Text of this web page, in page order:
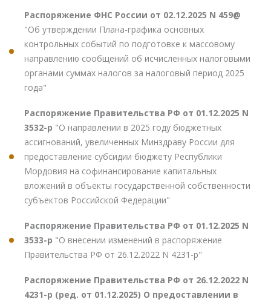
Распоряжение ФНС России от 02.12.2025 N 459@
"Об утверждении Плана-графика основных
контрольных событий по подготовке к массовому
направлению сообщений об исчисленных налоговыми
органами суммах налогов за налоговый период 2025
года"
Распоряжение Правительства РФ от 01.12.2025 N
3532-р "О направлении в 2025 году бюджетных
ассигнований, увеличенных Минздраву России для
предоставление субсидии бюджету Республики
Мордовия на софинансирование капитальных
вложений в объекты государственной собственности
субъектов Российской Федерации"
Распоряжение Правительства РФ от 01.12.2025 N
3533-р "О внесении изменений в распоряжение
Правительства РФ от 26.12.2022 N 4231-р"
Распоряжение Правительства РФ от 26.12.2022 N
4231-р (ред. от 01.12.2025) О предоставлении в